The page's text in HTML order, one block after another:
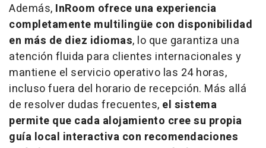
Además, InRoom ofrece una experiencia
completamente multilingüe con disponibilidad
en más de diez idiomas, lo que garantiza una
atención fluida para clientes internacionales y
mantiene el servicio operativo las 24 horas,
incluso fuera del horario de recepción. Más allá
de resolver dudas frecuentes, el sistema
permite que cada alojamiento cree su propia
guía local interactiva con recomendaciones